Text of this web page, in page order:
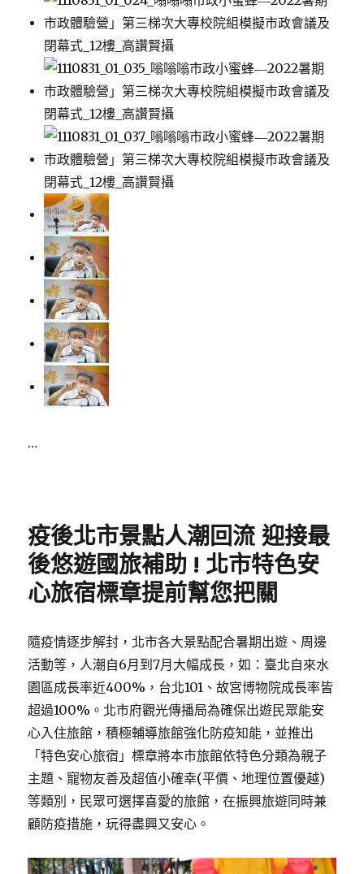
…
疫後北市景點人潮回流 迎接最
後悠遊國旅補助 ! 北市特色安
心旅宿標章提前幫您把關
隨疫情逐步解封，北市各大景點配合暑期出遊、周邊
活動等，人潮自6月到7月大幅成長，如：臺北自來水
園區成長率近400%，台北101、故宮博物院成長率皆
超過100%。北市府觀光傳播局為確保出遊民眾能安
心入住旅館，積極輔導旅館強化防疫知能，並推出
「特色安心旅宿」標章將本市旅館依特色分類為親子
主題、寵物友善及超值小確幸(平價、地理位置優越)
等類別，民眾可選擇喜愛的旅館，在振興旅遊同時兼
顧防疫措施，玩得盡興又安心。